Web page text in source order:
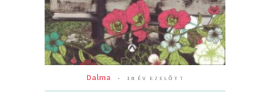
Dalma 10 ÉV EZELŐTT